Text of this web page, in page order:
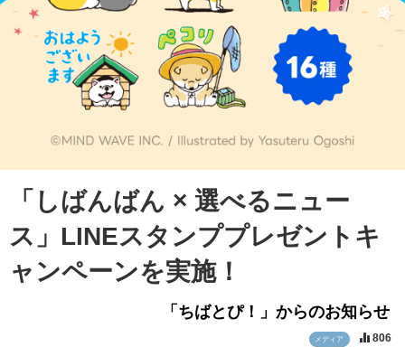
「しばんばん × 選べるニュー
ス」LINEスタンププレゼントキ
ャンペーンを実施！
「ちばとぴ！」からのお知らせ
メディア 806